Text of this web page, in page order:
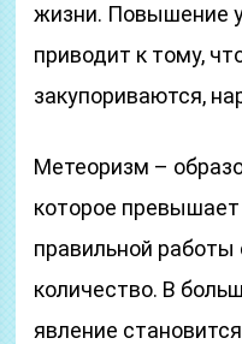
жизни. Повышение
приводит к тому,
закупориваются,
Метеоризм –
которое
правильной
количество. В
явление